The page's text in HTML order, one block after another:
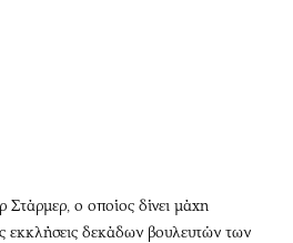
Wine routes
Podcasts
ο οποίος δίνει μάχη
εκκλήσεις δεκάδων βουλευτών των